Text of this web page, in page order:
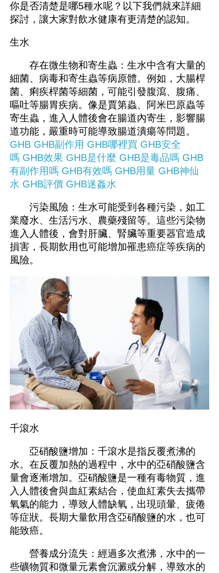
你是否清楚是哪5種水呢？以下我們就來詳細
探討，讓大家對飲水健康有更清楚的認知。
生水
存在微生物和寄生蟲：生水中含有大量的
細菌、病毒和寄生蟲等病原體。例如，大腸桿
菌、痢疾桿菌等細菌，可能引發腹瀉、腹痛、
嘔吐等腸胃疾病。像是賈第蟲、阿米巴原蟲等
寄生蟲，進入人體後會在腸道內寄生，影響腸
道功能，嚴重時可能導致腸道潰瘍等問題。
GHB GHB副作用 GHB哪裡買 GHB安全
嗎 GHB效果 GHB是什麼 GHB是毒品嗎 GHB
有副作用嗎 GHB有效嗎 GHB用量 GHB神仙
水 GHB評價 GHB迷姦水
污染風險：生水可能受到各種污染，如工
業廢水、生活污水、農藥殘留等。這些污染物
進入人體後，會對肝臟、腎臟等重要器官造成
損害，長期飲用也可能增加罹患癌症等疾病的
風險。
千滾水
亞硝酸鹽增加：千滾水是指反覆煮沸的
水。在反覆加熱的過程中，水中的亞硝酸鹽含
量會逐漸增加。亞硝酸鹽是一種有毒物質，進
入人體後會與血紅素結合，使血紅素失去攜帶
氧氣的能力，導致人體缺氧，出現頭暈、疲倦
等症狀。長期大量飲用含亞硝酸鹽的水，也可
能致癌。
營養成分流失：經過多次煮沸，水中的一
些礦物質和微量元素會沉澱或分解，導致水的